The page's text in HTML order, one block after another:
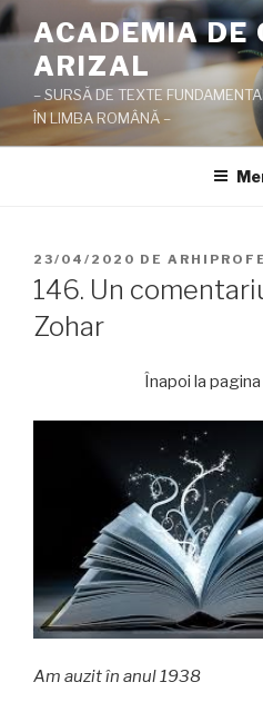
Sari
la
conținut
ACADEMIA DE
ARIZAL
– SURSĂ DE TEXTE
ÎN LIMBA ROMÂNĂ –
PUBLICAT
PE
23/04/2020 DE
146. Un
Zohar
Înapoi la
Am auzit în anul 1938